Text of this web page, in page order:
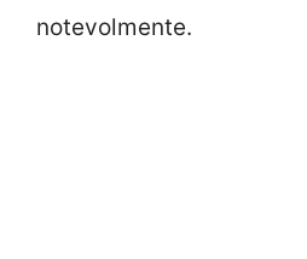
notevolmente.